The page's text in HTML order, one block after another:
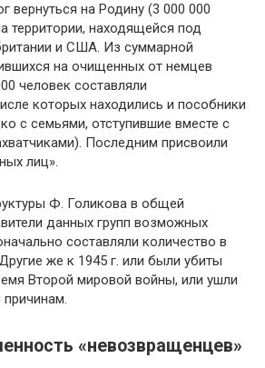
вернуться на Родину (3 000 000
территории, находящейся под
и США. Из суммарной
на очищенных от немцев
человек составляли
которых находились и пособники
с семьями, отступившие вместе с
Последним присвоили
лиц».
Ф. Голикова в общей
данных групп возможных
составляли количество в
же к 1945 г. или были убиты
Второй мировой войны, или ушли
«невозвращенцев»